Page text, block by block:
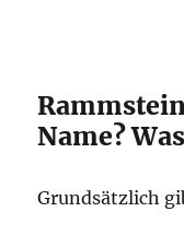
Name?
Grundsätzlich